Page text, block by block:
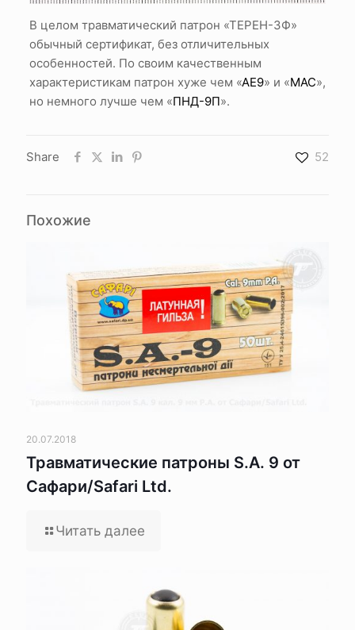
В целом травматический патрон «ТЕРЕН-3Ф»
обычный сертификат, без отличительных
особенностей. По своим качественным
характеристикам патрон хуже чем «АЕ9» и «МАС»,
но немного лучше чем «ПНД-9П».
Share 52
Похожие
20.07.2018
Травматические патроны S.A. 9 от
Сафари/Safari Ltd.
Читать далее